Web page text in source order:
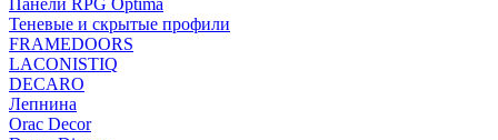
Панели RPG Optima
Теневые и скрытые профили
FRAMEDOORS
LACONISTIQ
DECARO
Лепнина
Orac Decor